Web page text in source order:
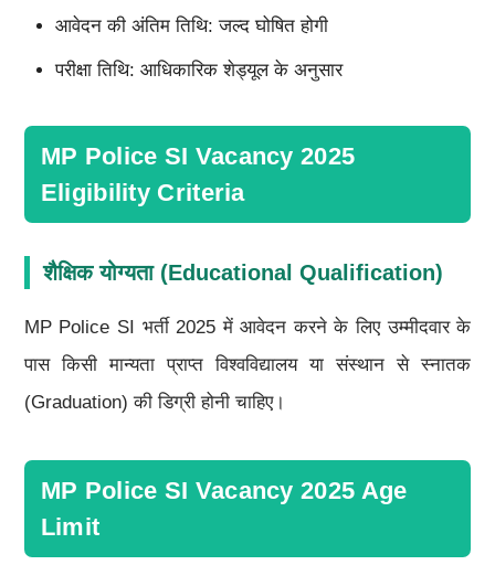
आवेदन की अंतिम तिथि: जल्द घोषित होगी
परीक्षा तिथि: आधिकारिक शेड्यूल के अनुसार
MP Police SI Vacancy 2025
Eligibility Criteria
शैक्षिक योग्यता (Educational Qualification)
MP Police SI भर्ती 2025 में आवेदन करने के लिए उम्मीदवार के
पास किसी मान्यता प्राप्त विश्वविद्यालय या संस्थान से स्नातक
(Graduation) की डिग्री होनी चाहिए।
MP Police SI Vacancy 2025 Age
Limit